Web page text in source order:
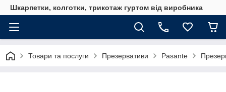
Шкарпетки, колготки, трикотаж гуртом від виробника
Товари та послуги Презервативи Pasante